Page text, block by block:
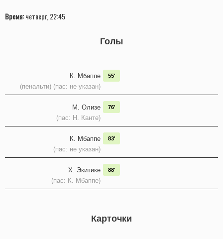
Время:четверг, 22:45
Голы
К. Мбаппе
(пенальти) (пас: не указан)
55'
М. Олизе
(пас: Н. Канте)
76'
К. Мбаппе
(пас: не указан)
83'
Х. Экитике
(пас: К. Мбаппе)
88'
Карточки